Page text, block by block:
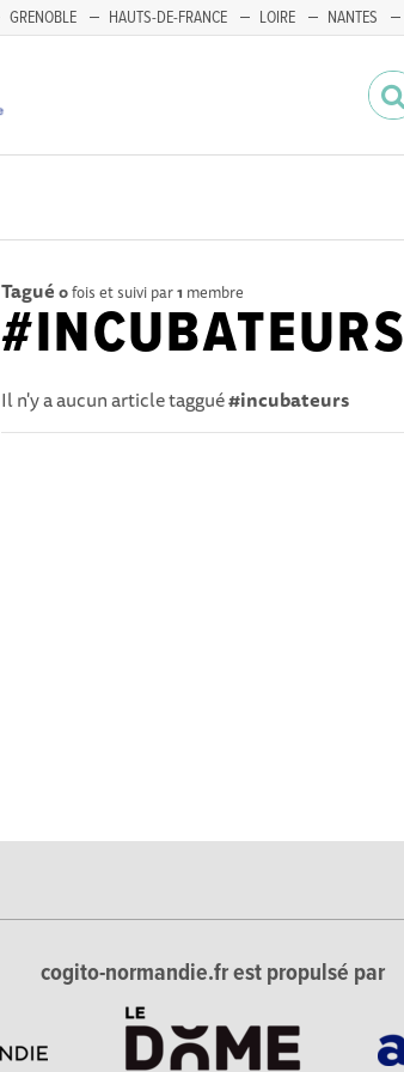
GRENOBLE HAUTS-DE-FRANCE LOIRE NANTES
Tagué 0fois et suivi par1 membre
#INCUBATEURS
Il n'y a aucun article taggué#incubateurs
cogito-normandie.fr est propulsé par